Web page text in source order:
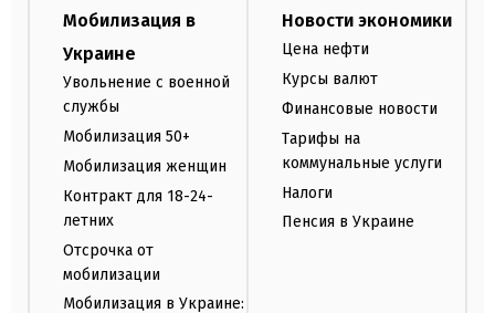
Мобилизация в
Украине
Увольнение с военной
службы
Мобилизация 50+
Мобилизация женщин
Контракт для 18-24-
летних
Отсрочка от
мобилизации
Мобилизация в Украине:
Новости экономики
Цена нефти
Курсы валют
Финансовые новости
Тарифы на
коммунальные услуги
Налоги
Пенсия в Украине